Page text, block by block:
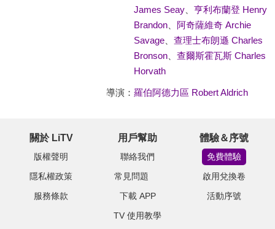
James Seay、 亨利布蘭登 Henry
Brandon、 阿奇薩維奇 Archie
Savage、 查理士布朗遜 Charles
Bronson、 查爾斯霍瓦斯 Charles
Horvath
導演： 羅伯阿德力區 Robert Aldrich
關於 LiTV
版權聲明
隱私權政策
服務條款
用戶幫助
聯絡我們
常見問題
下載 APP
TV 使用教學
體驗＆序號
免費體驗
啟用兌換卷
活動序號